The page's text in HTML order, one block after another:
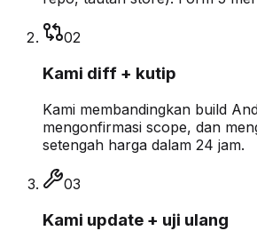
02
Kami diff + kutip
Kami membandingkan build
mengonfirmasi scope, dan
setengah harga dalam 24 jam.
03
Kami update + uji ulang